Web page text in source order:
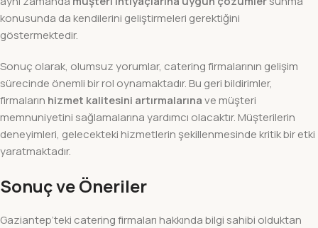
konusunda da kendilerini geliştirmeleri gerektiğini
göstermektedir.
Sonuç olarak, olumsuz yorumlar, catering firmalarının gelişim
sürecinde önemli bir rol oynamaktadır. Bu geri bildirimler,
firmaların hizmet kalitesini artırmalarınave müşteri
memnuniyetini sağlamalarına yardımcı olacaktır. Müşterilerin
deneyimleri, gelecekteki hizmetlerin şekillenmesinde kritik bir etki
yaratmaktadır.
Sonuç ve Öneriler
Gaziantep’teki catering firmaları hakkında bilgi sahibi olduktan